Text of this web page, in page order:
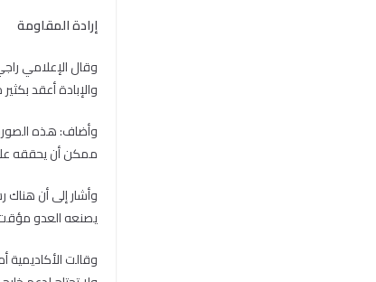
إرادة المقاومة
وقال الإعلامي
والإبادة أعقد
وأضاف: هذه
ممكن أن يحققه
وأشار إلى أن هناك
يصنعه العدو